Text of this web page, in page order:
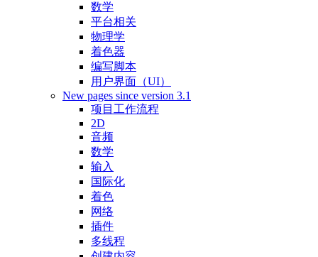
数学
平台相关
物理学
着色器
编写脚本
用户界面（UI）
New pages since version 3.1
项目工作流程
2D
音频
数学
输入
国际化
着色
网络
插件
多线程